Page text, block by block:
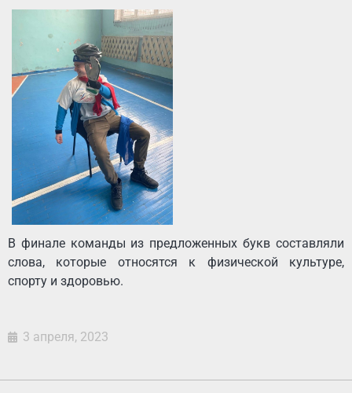
В финале команды из предложенных букв составляли
слова, которые относятся к физической культуре,
спорту и здоровью.
3 апреля, 2023